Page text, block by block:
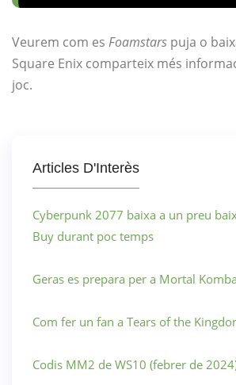
Veurem com es Foamstars puja o
Square Enix comparteix més
joc.
Articles D'Interès
Cyberpunk 2077 baixa a un preu
Buy durant poc temps
Geras es prepara per a Mortal
Com fer un fan a Tears of the
Codis MM2 de WS10 (febrer de